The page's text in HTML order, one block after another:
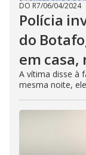
DO R7/06/04/2024
Polícia
do
em casa,
A vítima disse à
mesma noite,